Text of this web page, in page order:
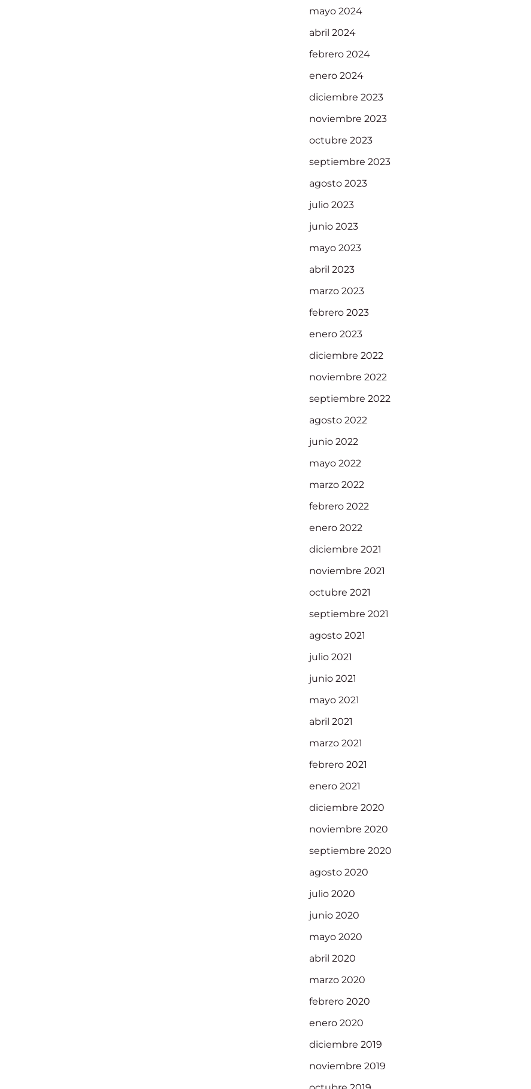
mayo 2024
abril 2024
febrero 2024
enero 2024
diciembre 2023
noviembre 2023
octubre 2023
septiembre 2023
agosto 2023
julio 2023
junio 2023
mayo 2023
abril 2023
marzo 2023
febrero 2023
enero 2023
diciembre 2022
noviembre 2022
septiembre 2022
agosto 2022
junio 2022
mayo 2022
marzo 2022
febrero 2022
enero 2022
diciembre 2021
noviembre 2021
octubre 2021
septiembre 2021
agosto 2021
julio 2021
junio 2021
mayo 2021
abril 2021
marzo 2021
febrero 2021
enero 2021
diciembre 2020
noviembre 2020
septiembre 2020
agosto 2020
julio 2020
junio 2020
mayo 2020
abril 2020
marzo 2020
febrero 2020
enero 2020
diciembre 2019
noviembre 2019